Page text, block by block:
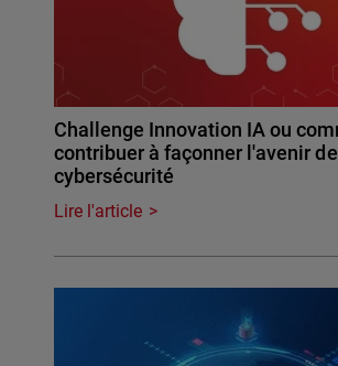
Challenge Innovation IA ou
contribuer à façonner l'avenir
cybersécurité
Lire l'article